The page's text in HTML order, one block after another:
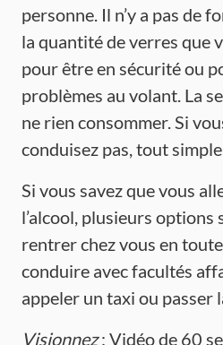
personne. Il n’y a pas de
la quantité de verres que
pour être en sécurité ou
problèmes au volant. La
ne rien consommer. Si
conduisez pas, tout
Si vous savez que vous
l’alcool, plusieurs options
rentrer chez vous en
conduire avec facultés
appeler un taxi ou passer
Visionnez: Vidéo de 60